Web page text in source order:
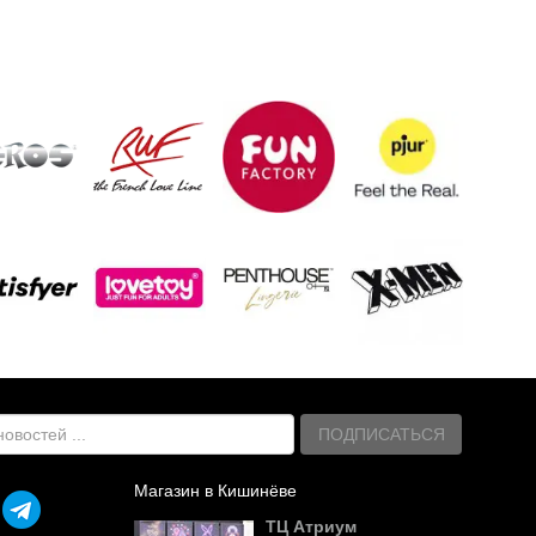
ПОДПИСАТЬСЯ
Магазин в Кишинёве
ТЦ Атриум